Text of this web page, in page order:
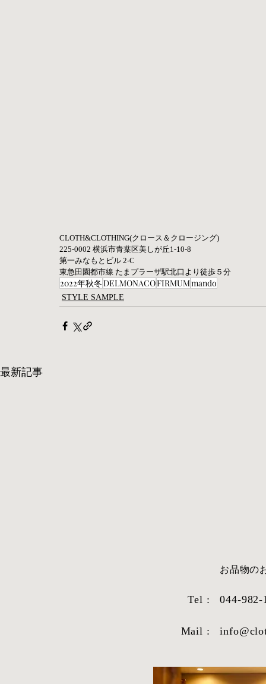
CLOTH&CLOTHING(クロース＆クロージング)
225-0002 横浜市青葉区美しが丘1-10-8
第一みなもとビル 2-C
東急田園都市線 たまプラーザ駅北口より徒歩５分
2022年秋冬DELMONACOFIRMUMmando
STYLE SAMPLE
最新記事
お品物の
Tel : 044-982-
Mail :